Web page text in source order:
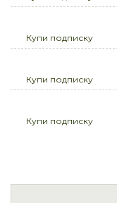
Купи подписку
Купи подписку
Купи подписку